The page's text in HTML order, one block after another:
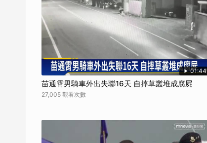
01:44
苗通霄男騎車外出失聯16天 自摔草叢堆成腐屍
27,005 觀看次數